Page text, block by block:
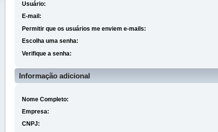
Usuário:
E-mail:
Permitir que os usuários me enviem e-mails:
Escolha uma senha:
Verifique a senha:
Informação adicional
Nome Completo:
Empresa:
CNPJ: